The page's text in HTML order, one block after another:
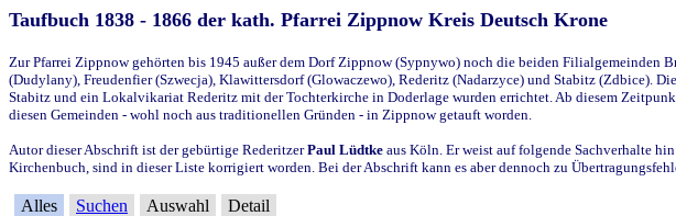
Taufbuch 1838 - 1866 der kath. Pfarrei Zippnow Kreis Deutsch Krone
Zur Pfarrei Zippnow gehörten bis 1945 außer dem Dorf Zippnow (Sypnywo) noch die beiden Filialgemeinden
(Dudylany), Freudenfier (Szwecja), Klawittersdorf (Glowaczewo), Rederitz (Nadarzyce) und Stabitz (Zdbice).
Stabitz und ein Lokalvikariat Rederitz mit der Tochterkirche in Doderlage wurden errichtet. Ab diesem
diesen Gemeinden - wohl noch aus traditionellen Gründen - in Zippnow getauft worden.
Autor dieser Abschrift ist der gebürtige RederitzerPaul Lüdtke aus Köln. Er weist auf folgende Sachverhalte
Kirchenbuch, sind in dieser Liste korrigiert worden. Bei der Abschrift kann es aber dennoch zu
Alles Suchen Auswahl Detail